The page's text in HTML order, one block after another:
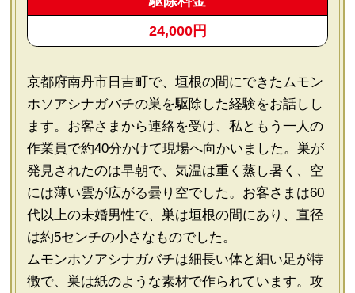
24,000円
京都府南丹市日吉町で、垣根の間にできたムモン
ホソアシナガバチの巣を駆除した経験をお話しし
ます。お客さまから連絡を受け、私ともう一人の
作業員で約40分かけて現場へ向かいました。巣が
発見されたのは早朝で、気温は重く蒸し暑く、空
には薄い雲が広がる曇り空でした。お客さまは60
代以上の未婚男性で、巣は垣根の間にあり、直径
は約5センチの小さなものでした。
ムモンホソアシナガバチは細長い体と細い足が特
徴で、巣は紙のような素材で作られています。攻